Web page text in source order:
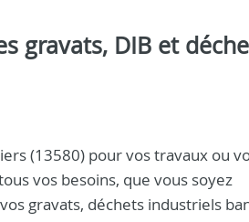
gravats, DIB et
(13580) pour vos travaux ou
vos besoins, que vous soyez
gravats, déchets industriels